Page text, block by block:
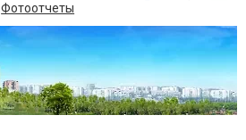
Фотоотчеты